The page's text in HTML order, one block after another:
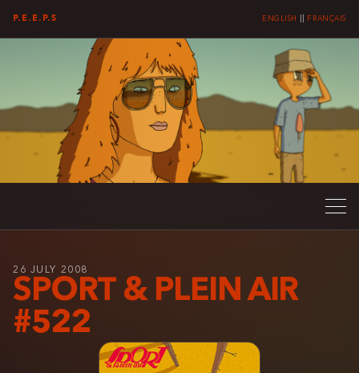
P.E.E.P.S ENGLISH FRANÇAIS
26 JULY 2008
SPORT & PLEIN AIR
#522